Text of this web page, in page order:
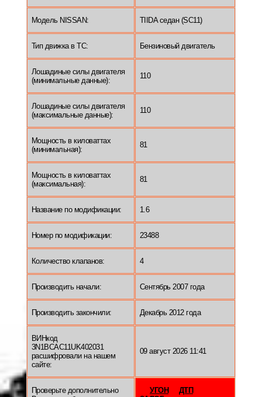
Модель NISSAN: TIIDA седан (SC11)
Тип движка в ТС: Бензиновый двигатель
Лошадиные силы двигателя
(минимальные данные):
110
Лошадиные силы двигателя
(максимальные данные):
110
Мощность в киловаттах
(минимальная):
81
Мощность в киловаттах
(максимальная):
81
Название по модификации: 1.6
Номер по модификации: 23488
Количество клапанов: 4
Производить начали: Сентябрь 2007 года
Производить закончили: Декабрь 2012 года
ВИНкод
3N1BCAC11UK402031
расшифровали на нашем
сайте:
09 август 2026 11:41
Проверьте дополнительно
УГОН
ДТП